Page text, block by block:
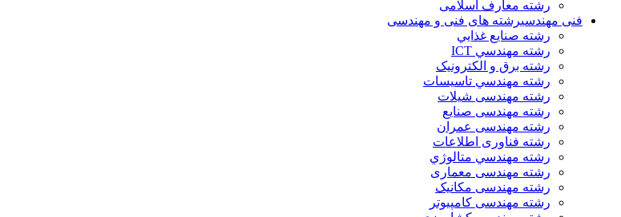
رشته معارف اسلامی
فنی مهندسیرشته های فنی و مهندسی
رشته صنايع غذايي
رشته مهندسي ICT
رشته برق و الکترونيک
رشته مهندسي تاسيسات
رشته مهندسی شیلات
رشته مهندسی صنایع
رشته مهندسی عمران
رشته فناوری اطلاعات
رشته مهندسي متالوژي
رشته مهندسی معماری
رشته مهندسی مکانیک
رشته مهندسی کامپیوتر